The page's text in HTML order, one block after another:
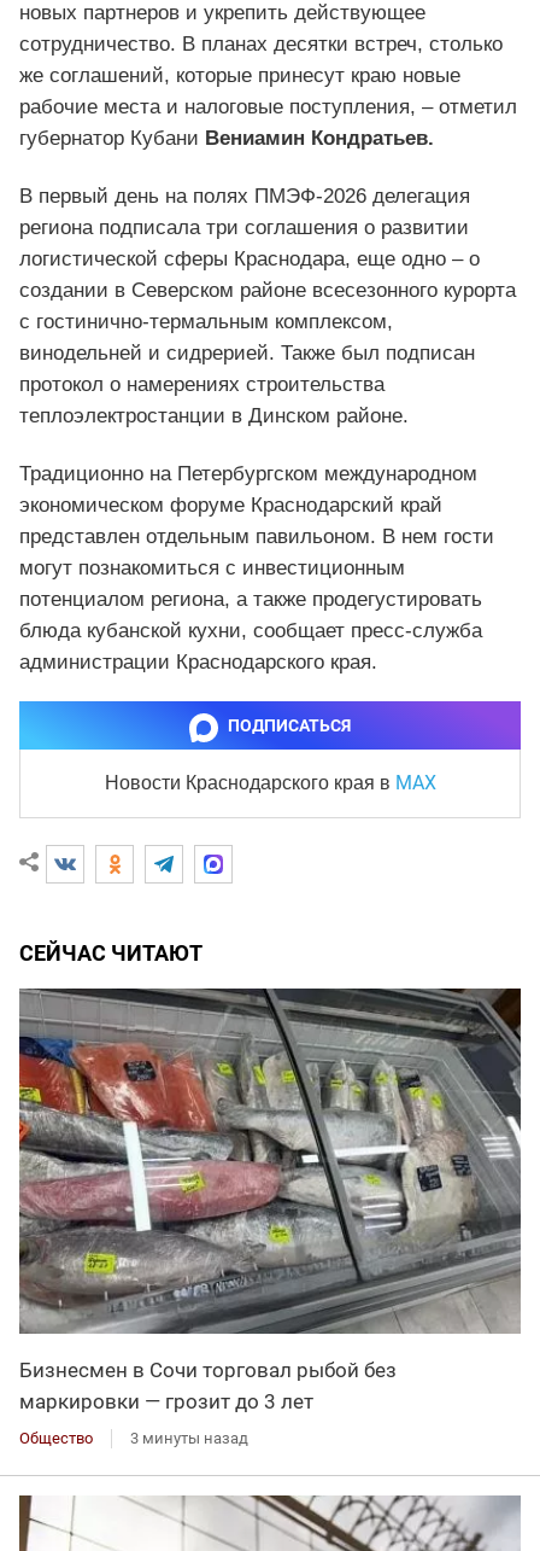
новых партнеров и укрепить действующее
сотрудничество. В планах десятки встреч, столько
же соглашений, которые принесут краю новые
рабочие места и налоговые поступления, – отметил
губернатор Кубани Вениамин Кондратьев.
В первый день на полях ПМЭФ-2026 делегация
региона подписала три соглашения о развитии
логистической сферы Краснодара, еще одно – о
создании в Северском районе всесезонного курорта
с гостинично-термальным комплексом,
винодельней и сидрерией. Также был подписан
протокол о намерениях строительства
теплоэлектростанции в Динском районе.
Традиционно на Петербургском международном
экономическом форуме Краснодарский край
представлен отдельным павильоном. В нем гости
могут познакомиться с инвестиционным
потенциалом региона, а также продегустировать
блюда кубанской кухни, сообщает пресс-служба
администрации Краснодарского края.
ПОДПИСАТЬСЯ
Новости Краснодарского края в MAX
СЕЙЧАС ЧИТАЮТ
Бизнесмен в Сочи торговал рыбой без
маркировки — грозит до 3 лет
Общество 3 минуты назад